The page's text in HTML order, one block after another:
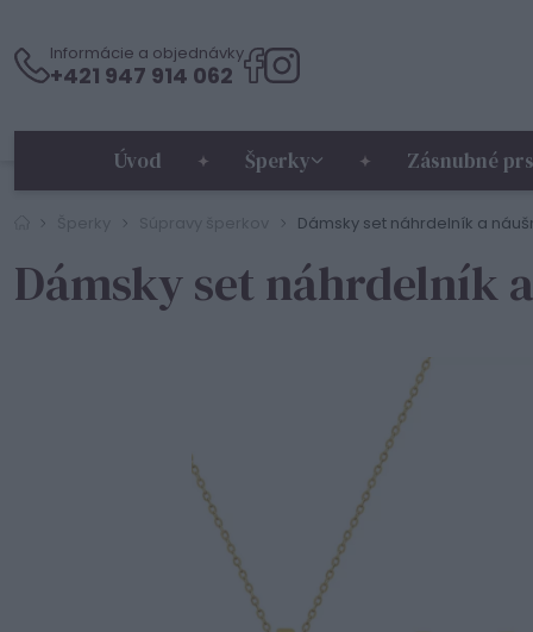
Informácie a objednávky
+421 947 914 062
Úvod Šperky Zásnubné
Dámsky set náhrdelník a
Dámsky set náhrdelník